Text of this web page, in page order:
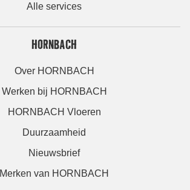
Alle services
HORNBACH
Over HORNBACH
Werken bij HORNBACH
HORNBACH Vloeren
Duurzaamheid
Nieuwsbrief
Merken van HORNBACH